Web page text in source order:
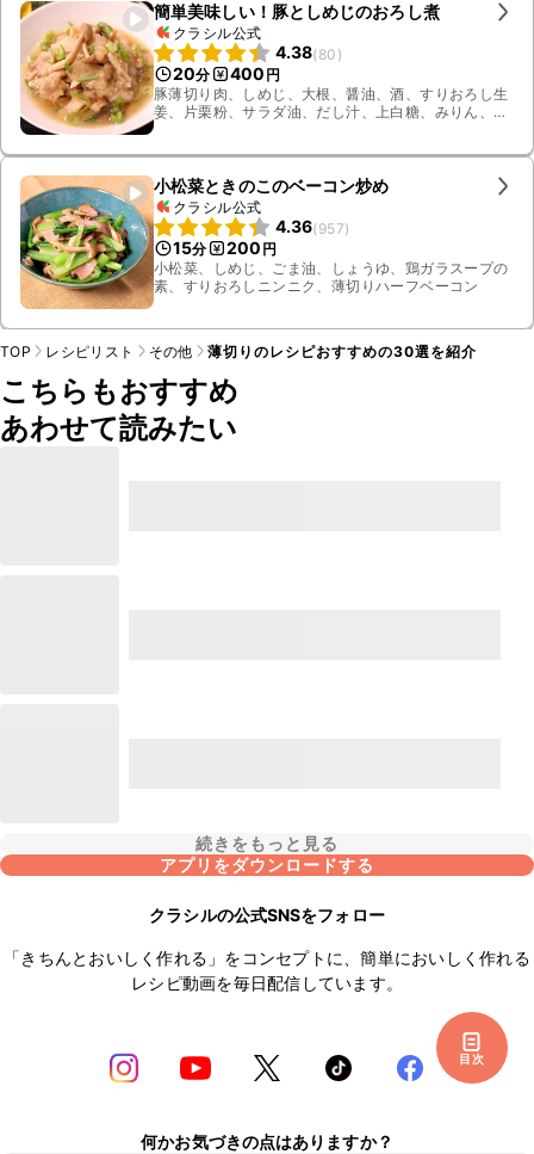
簡単美味しい！豚としめじのおろし煮
クラシル公式
4.38(80 )
20分 400 円
豚薄切り肉、しめじ、大根、醤油、酒、すりおろし生
姜、片栗粉、サラダ油、だし汁、上白糖、みりん、青
小松菜ときのこのベーコン炒め
クラシル公式
4.36(957)
15分 200 円
小松菜、しめじ、ごま油、しょうゆ、鶏ガラスープの
素、すりおろしニンニク、薄切りハーフベーコン
目次
TOP レシピリスト その他 薄切りのレシピおすすめの30選を紹介
こちらもおすすめ
あわせて読みたい
続きをもっと見る
アプリをダウンロードする
クラシルの公式SNSをフォロー
「きちんとおいしく作れる」をコンセプトに、簡単においしく作れる
レシピ動画を毎日配信しています。
何かお気づきの点はありますか？